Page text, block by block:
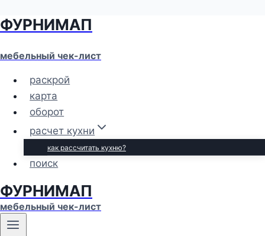
Перейти
содержимому
ФУРНИМАП
мебельный чек-лист
раскрой
карта
оборот
расчет кухни
как рассчитать кухню?
поиск
ФУРНИМАП
мебельный чек-лист